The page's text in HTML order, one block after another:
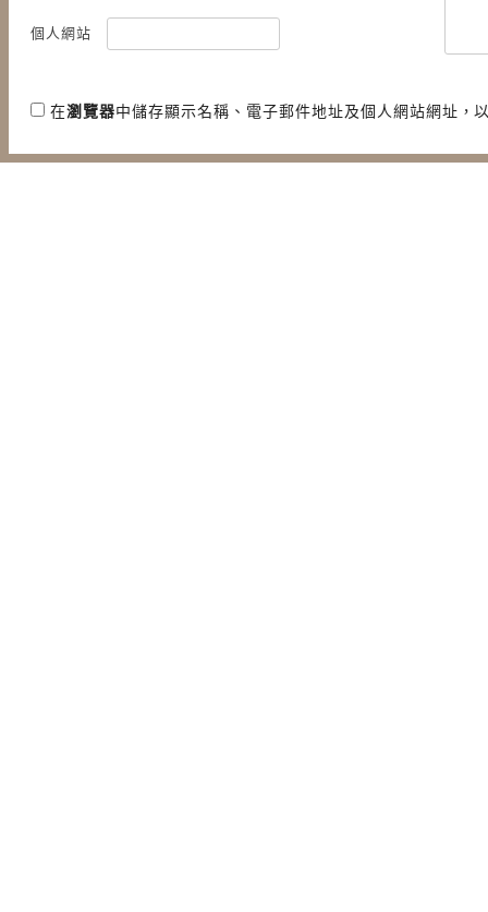
個人網站
在瀏覽器中儲存顯示名稱、電子郵件地址及個人網站網址，